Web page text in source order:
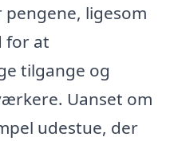
ligesom
for at
tilgange og
Uanset om
udestue, der